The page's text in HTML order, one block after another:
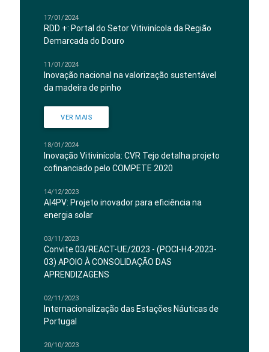
17/01/2024
RDD +: Portal do Setor Vitivinícola da Região
Demarcada do Douro
11/01/2024
Inovação nacional na valorização sustentável
da madeira de pinho
VER MAIS
18/01/2024
Inovação Vitivinícola: CVR Tejo detalha projeto
cofinanciado pelo COMPETE 2020
14/12/2023
AI4PV: Projeto inovador para eficiência na
energia solar
03/11/2023
Convite 03/REACT-UE/2023 - (POCI-H4-2023-
03) APOIO À CONSOLIDAÇÃO DAS
APRENDIZAGENS
02/11/2023
Internacionalização das Estações Náuticas de
Portugal
20/10/2023